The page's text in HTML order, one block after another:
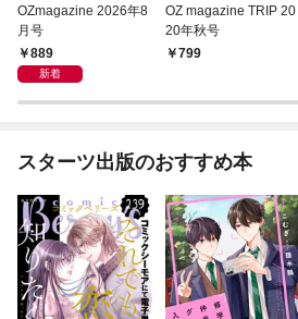
OZmagazine 2026年8
月号
889
新着
OZ magazine TRIP 20
20年秋号
799
スターツ出版のおすすめ本